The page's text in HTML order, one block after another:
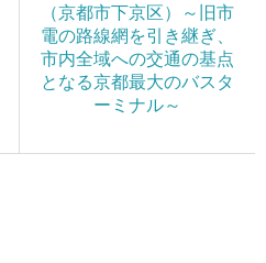
（京都市下京区）～旧市
電の路線網を引き継ぎ、
市内全域への交通の基点
となる京都最大のバスタ
ーミナル～